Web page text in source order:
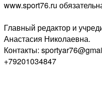
www.sport76.ru
Главный редактор и
Анастасия Николаевна.
Контакты:
+79201034847